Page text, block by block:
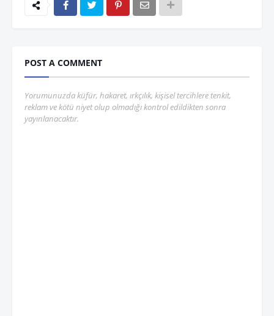
POST A COMMENT
Yorumunuzda küfür, hakaret, ırkçılık, kişisel tercihlere tenkit,
reklam ve kötü niyet olup olmadığı kontrol edildikten sonra
yayınlanacaktır.